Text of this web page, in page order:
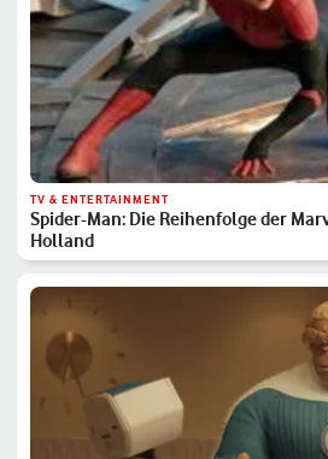
TV & ENTERTAINMENT
Spider-Man: Die Reihenfolge der
Holland